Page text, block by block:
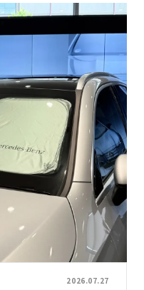
2026.07.27